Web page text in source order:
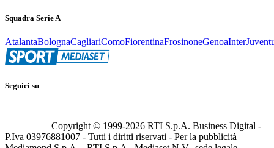
Squadra Serie A
AtalantaBolognaCagliariComoFiorentinaFrosinoneGenoaInter
Seguici su
Copyright © 1999-2026 RTI S.p.A. Business Digital -
P.Iva 03976881007 - Tutti i diritti riservati - Per la pubblicità